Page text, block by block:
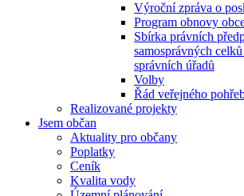
Výroční zpráva o
Program obnovy
Sbírka právních
samosprávných
správních úřadů
Volby
Řád veřejného
Realizované projekty
Jsem občan
Aktuality pro občany
Poplatky
Ceník
Kvalita vody